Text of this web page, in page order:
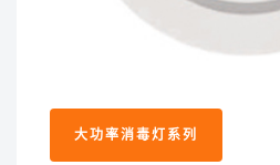
大功率消毒灯系列